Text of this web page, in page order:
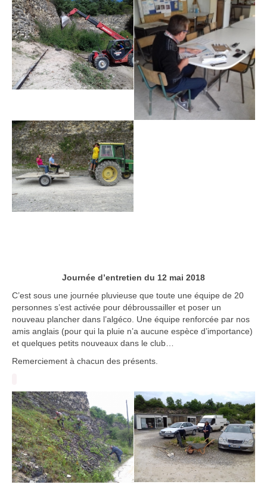
Journée d’entretien du 12 mai 2018
C’est sous une journée pluvieuse que toute une équipe de 20
personnes s’est activée pour débroussailler et poser un
nouveau plancher dans l’algéco. Une équipe renforcée par nos
amis anglais (pour qui la pluie n’a aucune espèce d’importance)
et quelques petits nouveaux dans le club…
Remerciement à chacun des présents.